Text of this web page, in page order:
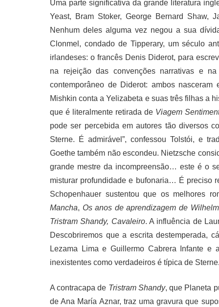
Uma parte significativa da grande literatura
Yeast, Bram Stoker, George Bernard Shaw,
Nenhum deles alguma vez negou a sua
Clonmel, condado de Tipperary, um século
irlandeses: o francês Denis Diderot, para
na rejeição das convenções narrativas e
contemporâneo de Diderot: ambos nasceram
Mishkin conta a Yelizabeta e suas três filhas a
que é literalmente retirada de Viagem
pode ser percebida em autores tão diversos
Sterne. É admirável”, confessou Tolstói, e
Goethe também não escondeu. Nietzsche
grande mestre da incompreensão… este é o
misturar profundidade e bufonaria… É preciso
Schopenhauer sustentou que os melhores
Mancha, Os anos de aprendizagem de
Tristram Shandy, Cavaleiro. A influência de
Descobriremos que a escrita destemperada,
Lezama Lima e Guillermo Cabrera Infante
inexistentes como verdadeiros é típica de Sterne.
A contracapa de Tristram Shandy, que Planeta
de Ana María Aznar, traz uma gravura que